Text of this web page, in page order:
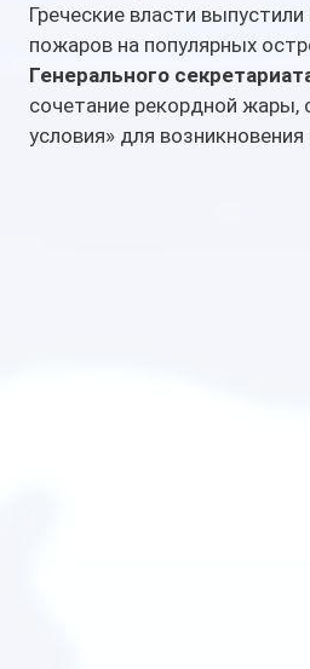
Греческие власти
пожаров на популярных
Генерального
сочетание рекордной жары,
условия» для